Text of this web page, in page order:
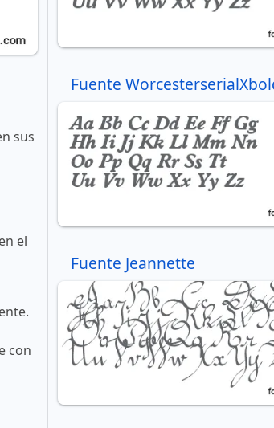
sus
el
con
Fuente
Fuente Jeannette